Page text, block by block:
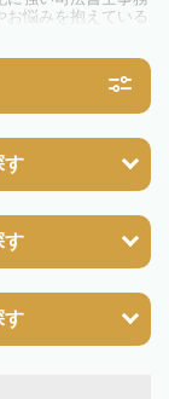
お悩みを抱えている
に登記しないと、
が必要です。義務
ました。遺産分割
度の活用を検討し
す
す
す